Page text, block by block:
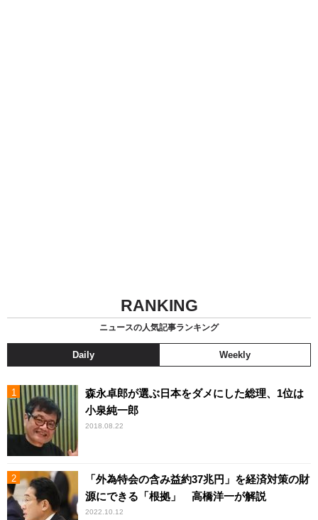
RANKING
ニュースの人気記事ランキング
Daily Weekly
森永卓郎が選ぶ日本をダメにした総理、1位は
小泉純一郎
2018.08.22
「外為特会の含み益約37兆円」を経済対策の財
源にできる「根拠」 高橋洋一が解説
2022.10.12